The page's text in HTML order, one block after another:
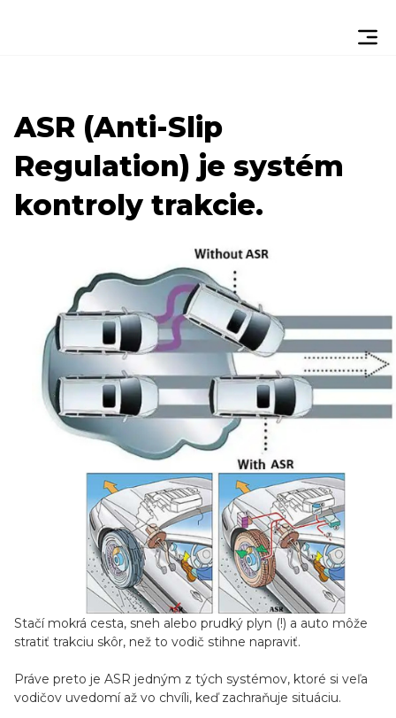
ASR (Anti-Slip
Regulation) je systém
kontroly trakcie.
Stačí mokrá cesta, sneh alebo prudký plyn (!) a auto môže
stratiť trakciu skôr, než to vodič stihne napraviť.
Práve preto je ASR jedným z tých systémov, ktoré si veľa
vodičov uvedomí až vo chvíli, keď zachraňuje situáciu.